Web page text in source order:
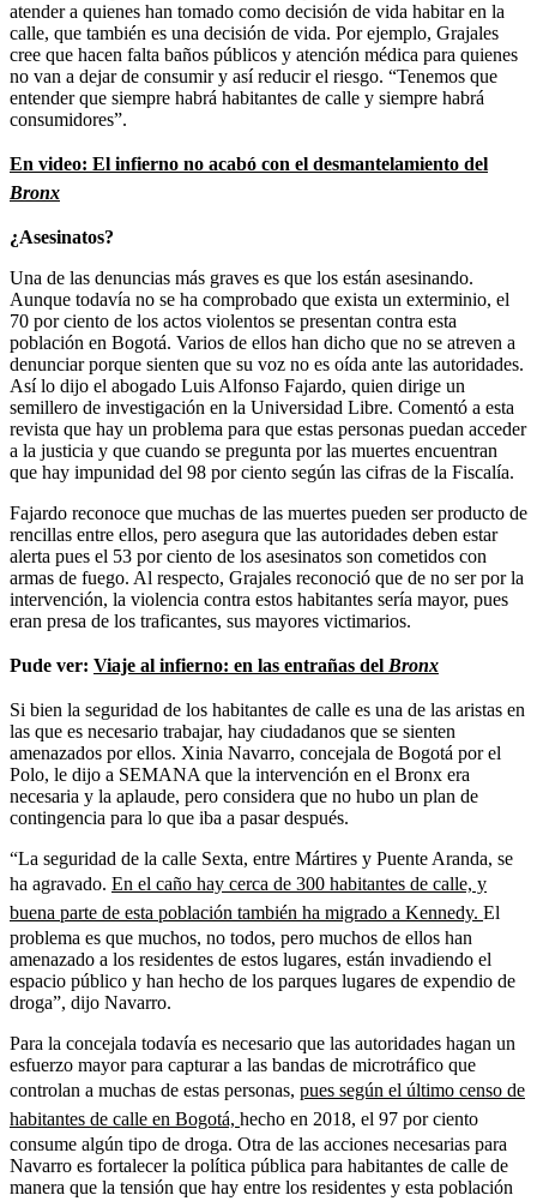
atender a quienes han tomado como decisión de vida habitar en la
calle, que también es una decisión de vida. Por ejemplo, Grajales
cree que hacen falta baños públicos y atención médica para quienes
no van a dejar de consumir y así reducir el riesgo. “Tenemos que
entender que siempre habrá habitantes de calle y siempre habrá
consumidores”.
En video: El infierno no acabó con el desmantelamiento del
Bronx
¿Asesinatos?
Una de las denuncias más graves es que los están asesinando.
Aunque todavía no se ha comprobado que exista un exterminio, el
70 por ciento de los actos violentos se presentan contra esta
población en Bogotá. Varios de ellos han dicho que no se atreven a
denunciar porque sienten que su voz no es oída ante las autoridades.
Así lo dijo el abogado Luis Alfonso Fajardo, quien dirige un
semillero de investigación en la Universidad Libre. Comentó a esta
revista que hay un problema para que estas personas puedan acceder
a la justicia y que cuando se pregunta por las muertes encuentran
que hay impunidad del 98 por ciento según las cifras de la Fiscalía.
Fajardo reconoce que muchas de las muertes pueden ser producto de
rencillas entre ellos, pero asegura que las autoridades deben estar
alerta pues el 53 por ciento de los asesinatos son cometidos con
armas de fuego. Al respecto, Grajales reconoció que de no ser por la
intervención, la violencia contra estos habitantes sería mayor, pues
eran presa de los traficantes, sus mayores victimarios.
Pude ver: Viaje al infierno: en las entrañas del Bronx
Si bien la seguridad de los habitantes de calle es una de las aristas en
las que es necesario trabajar, hay ciudadanos que se sienten
amenazados por ellos. Xinia Navarro, concejala de Bogotá por el
Polo, le dijo a SEMANA que la intervención en el Bronx era
necesaria y la aplaude, pero considera que no hubo un plan de
contingencia para lo que iba a pasar después.
“La seguridad de la calle Sexta, entre Mártires y Puente Aranda, se
ha agravado. En el caño hay cerca de 300 habitantes de calle, y
buena parte de esta población también ha migrado a Kennedy. El
problema es que muchos, no todos, pero muchos de ellos han
amenazado a los residentes de estos lugares, están invadiendo el
espacio público y han hecho de los parques lugares de expendio de
droga”, dijo Navarro.
Para la concejala todavía es necesario que las autoridades hagan un
esfuerzo mayor para capturar a las bandas de microtráfico que
controlan a muchas de estas personas, pues según el último censo de
habitantes de calle en Bogotá, hecho en 2018, el 97 por ciento
consume algún tipo de droga. Otra de las acciones necesarias para
Navarro es fortalecer la política pública para habitantes de calle de
manera que la tensión que hay entre los residentes y esta población